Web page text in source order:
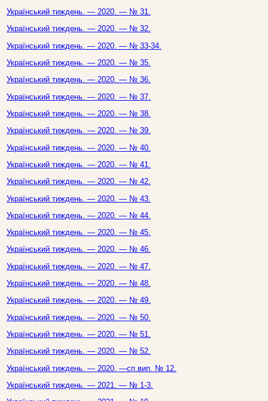
Український тиждень. — 2020. — № 31.
Український тиждень. — 2020. — № 32.
Український тиждень. — 2020. — № 33-34.
Український тиждень. — 2020. — № 35.
Український тиждень. — 2020. — № 36.
Український тиждень. — 2020. — № 37.
Український тиждень. — 2020. — № 38.
Український тиждень. — 2020. — № 39.
Український тиждень. — 2020. — № 40.
Український тиждень. — 2020. — № 41.
Український тиждень. — 2020. — № 42.
Український тиждень. — 2020. — № 43.
Український тиждень. — 2020. — № 44.
Український тиждень. — 2020. — № 45.
Український тиждень. — 2020. — № 46.
Український тиждень. — 2020. — № 47.
Український тиждень. — 2020. — № 48.
Український тиждень. — 2020. — № 49.
Український тиждень. — 2020. — № 50.
Український тиждень. — 2020. — № 51.
Український тиждень. — 2020. — № 52.
Український тиждень. — 2020. —сп.вип. № 12.
Український тиждень. — 2021. — № 1-3.